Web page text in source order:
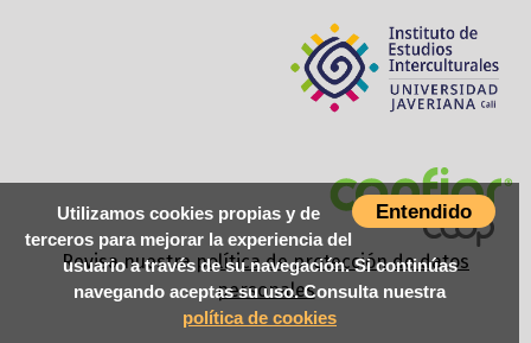
Entendido
Utilizamos cookies propias y de
terceros para mejorar la experiencia del
usuario a través de su navegación. Si continúas
navegando aceptas su uso. Consulta nuestra
política de cookies
Revisa nuestrapolítica de protección de datos
personales